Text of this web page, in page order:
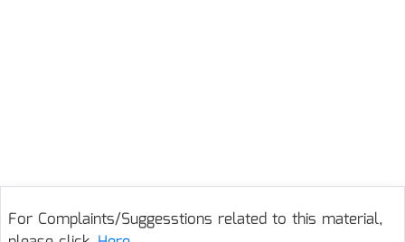
For Complaints/Suggesstions related to this material,